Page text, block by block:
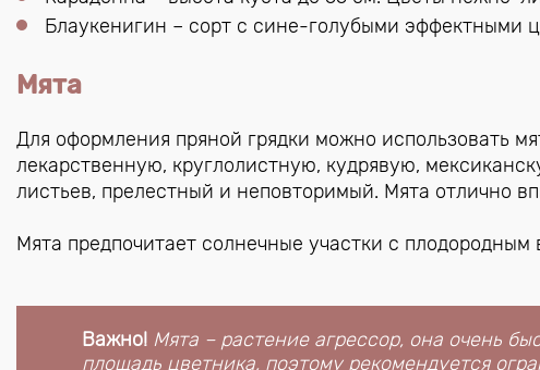
Блаукенигин – сорт с сине-голубыми
Мята
Для оформления пряной грядки можно использовать
лекарственную, круглолистную, кудрявую,
листьев, прелестный и неповторимый. Мята отлично
Мята предпочитает солнечные участки с
Важно! Мята – растение агрессор, она очень
площадь цветника, поэтому рекомендуется